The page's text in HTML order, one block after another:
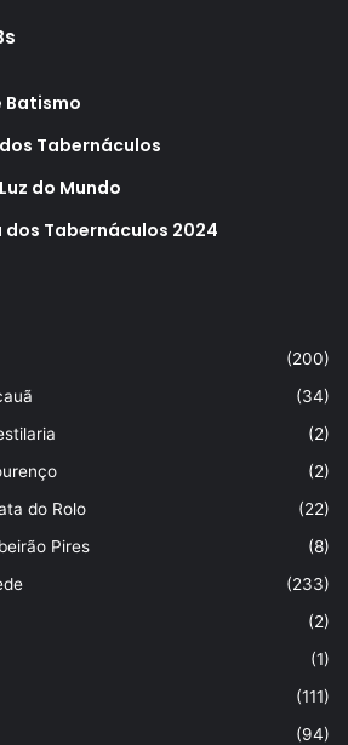
Batismo
Tabernáculos
do Mundo
dos Tabernáculos 2024
(200)
(34)
(2)
(2)
do Rolo
(22)
Pires
(8)
(233)
(2)
(1)
(111)
(94)